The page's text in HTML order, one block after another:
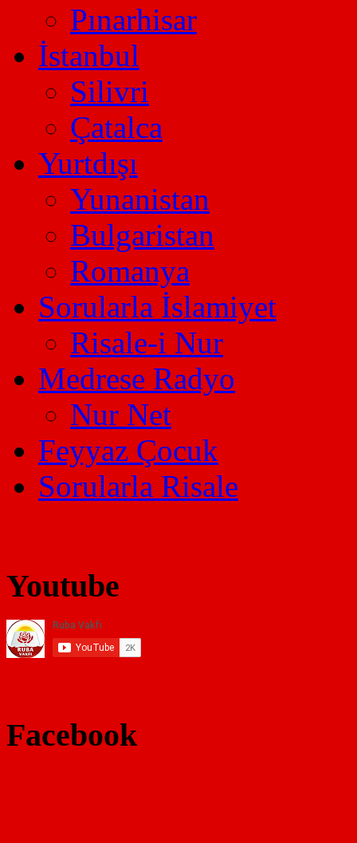
Pınarhisar
İstanbul
Silivri
Çatalca
Yurtdışı
Yunanistan
Bulgaristan
Romanya
Sorularla İslamiyet
Risale-i Nur
Medrese Radyo
Nur Net
Feyyaz Çocuk
Sorularla Risale
Youtube
Facebook